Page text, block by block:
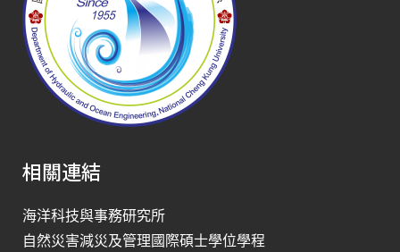
相關連結
海洋科技與事務研究所
自然災害減災及管理國際碩士學位學程